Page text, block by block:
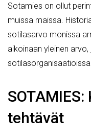
Sotamies on ollut
muissa maissa.
sotilasarvo monissa
aikoinaan yleinen
sotilasorganisaatioissa.
tehtävät